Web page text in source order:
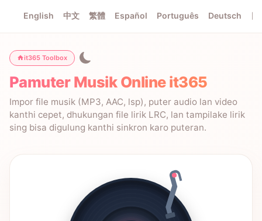
English 中文 繁體 Español Português Deutsch 日
it365 Toolbox
Pamuter Musik Online it365
Impor file musik (MP3, AAC, lsp), puter audio lan video
kanthi cepet, dhukungan file lirik LRC, lan tampilake lirik
sing bisa digulung kanthi sinkron karo puteran.